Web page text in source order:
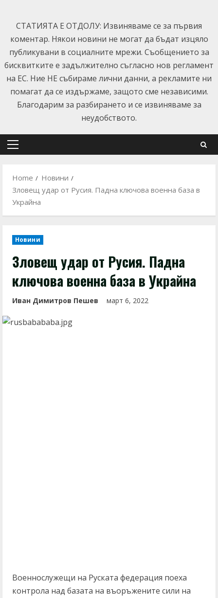
content
СТАТИЯТА Е ОТДОЛУ: Извиняваме се за първия
коментар. Някои новини не могат да бъдат изцяло
публикувани в социалните мрежи. Съобщението за
бисквитките е задължително съгласно нов регламент
на ЕС. Ние НЕ събираме лични данни, а рекламите ни
помагат да се издържаме, защото сме независими.
Благодарим за разбирането и се извиняваме за
неудобството.
Primary
Home
Новини
Зловещ удар от Русия. Падна ключова военна база в
Украйна
Новини
Зловещ удар от Русия. Падна
ключова военна база в Украйна
Иван Димитров Пешев март 6, 2022
Военнослужещи на Руската федерация поеха
контрола над базата на въоръжените сили на